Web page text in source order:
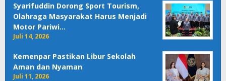
Syarifuddin Dorong Sport Tourism,
Olahraga Masyarakat Harus Menjadi
Motor Pariwi…
Juli 14, 2026
Kemenpar Pastikan Libur Sekolah
Aman dan Nyaman
Juli 11, 2026